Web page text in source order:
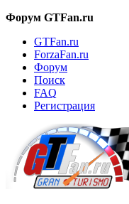
Форум GTFan.ru
GTFan.ru
ForzaFan.ru
Форум
Поиск
FAQ
Регистрация